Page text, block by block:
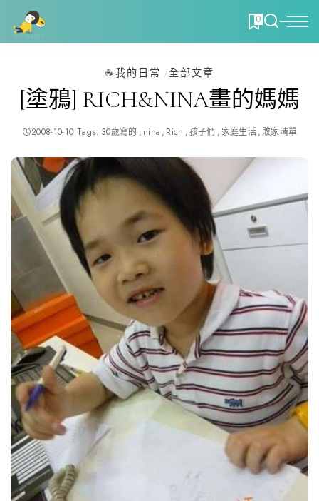
0
☕️我的日常 全部文章
[塗鴉] RICH&NINA畫的媽媽
2008-10-10 Tags: 30歲寫的 nina Rich 孩子們 家庭生活 敗家清單